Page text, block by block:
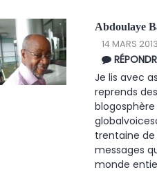
Abdoulaye
14 MARS
Je lis avec
reprends
trentaine de
messages
monde